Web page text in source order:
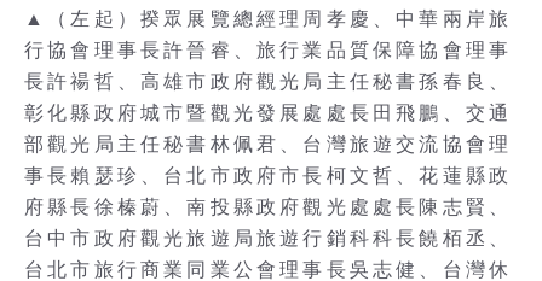
▲（左起）揆眾展覽總經理周孝慶、中華兩岸旅
行協會理事長許晉睿、旅行業品質保障協會理事
長許禓哲、高雄市政府觀光局主任秘書孫春良、
彰化縣政府城市暨觀光發展處處長田飛鵬、交通
部觀光局主任秘書林佩君、台灣旅遊交流協會理
事長賴瑟珍、台北市政府市長柯文哲、花蓮縣政
府縣長徐榛蔚、南投縣政府觀光處處長陳志賢、
台中市政府觀光旅遊局旅遊行銷科科長饒栢丞、
台北市旅行商業同業公會理事長吳志健、台灣休